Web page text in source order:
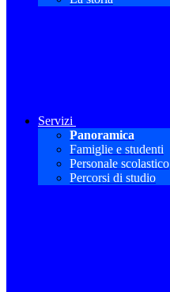
Servizi
Panoramica
Famiglie e studenti
Personale scolastico
Percorsi di studio